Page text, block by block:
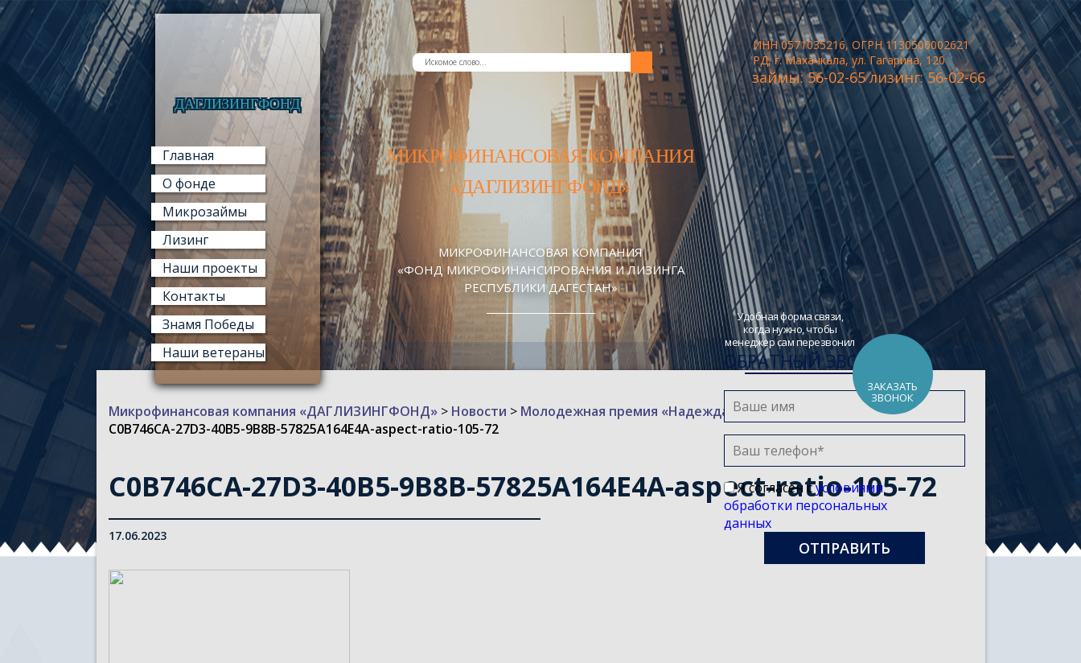
ДАГЛИЗИНГФОНД
Главная
О фонде
Микрозаймы
Лизинг
Наши проекты
Контакты
Знамя Победы
Наши ветераны
ИНН 0571035216, ОГРН 1130500002621
РД, г. Махачкала, ул. Гагарина, 120
займы: 56-02-65 лизинг: 56-02-66
МИКРОФИНАНСОВАЯ КОМПАНИЯ
«ДАГЛИЗИНГФОНД»
МИКРОФИНАНСОВАЯ КОМПАНИЯ
«ФОНД МИКРОФИНАНСИРОВАНИЯ И ЛИЗИНГА
РЕСПУБЛИКИ ДАГЕСТАН»
ЗАКАЗАТЬ
ЗВОНОК
Удобная форма связи,
когда нужно, чтобы
менеджер сам перезвонил
ОБРАТНЫЙ ЗВОНОК
Я согласен сусловиями
обработки персональных
данных
Микрофинансовая компания «ДАГЛИЗИНГФОНД»> Новости > Молодежная премия «Надежда России»>
C0B746CA-27D3-40B5-9B8B-57825A164E4A-aspect-ratio-105-72
C0B746CA-27D3-40B5-9B8B-57825A164E4A-aspect-ratio-105-72
17.06.2023